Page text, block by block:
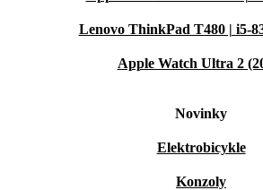
Lenovo ThinkPad T480 | i5-
Apple Watch Ultra 2
Novinky
Elektrobicykle
Konzoly